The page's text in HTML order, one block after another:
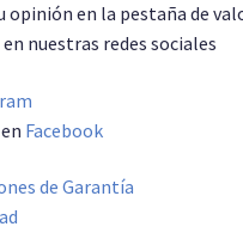
opinión en la pestaña de
nuestras redes sociales
Facebook
de Garantía